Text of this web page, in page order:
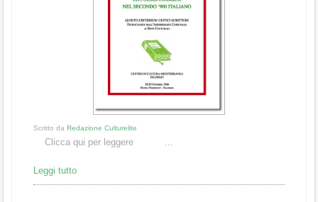
Scritto da Redazione Culturelite
Clicca qui per leggere ...
Leggi tutto